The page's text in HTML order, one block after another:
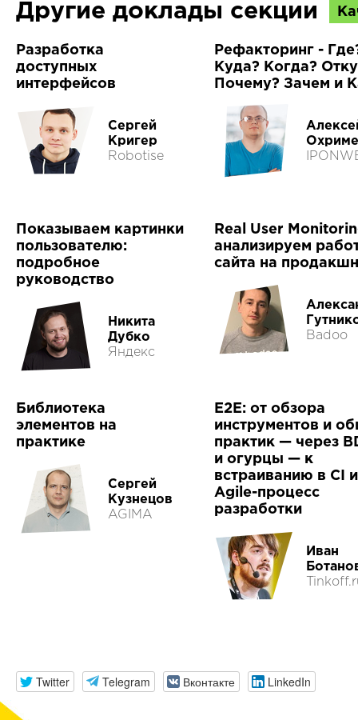
Другие доклады секции
Разработка
доступных
интерфейсов
Сергей
Кригер
Robotise
Рефакторинг -
Куда? Когда?
Почему? Зачем и
Показываем картинки
пользователю:
подробное
руководство
Никита
Дубко
Яндекс
Real User
анализируем
сайта на
Badoo
Библиотека
элементов на
практике
Сергей
Кузнецов
AGIMA
E2E: от обзора
инструментов и
практик — через
и огурцы — к
встраиванию в CI и
Agile-процесс
разработки
Иван
Twitter Telegram Вконтакте LinkedIn